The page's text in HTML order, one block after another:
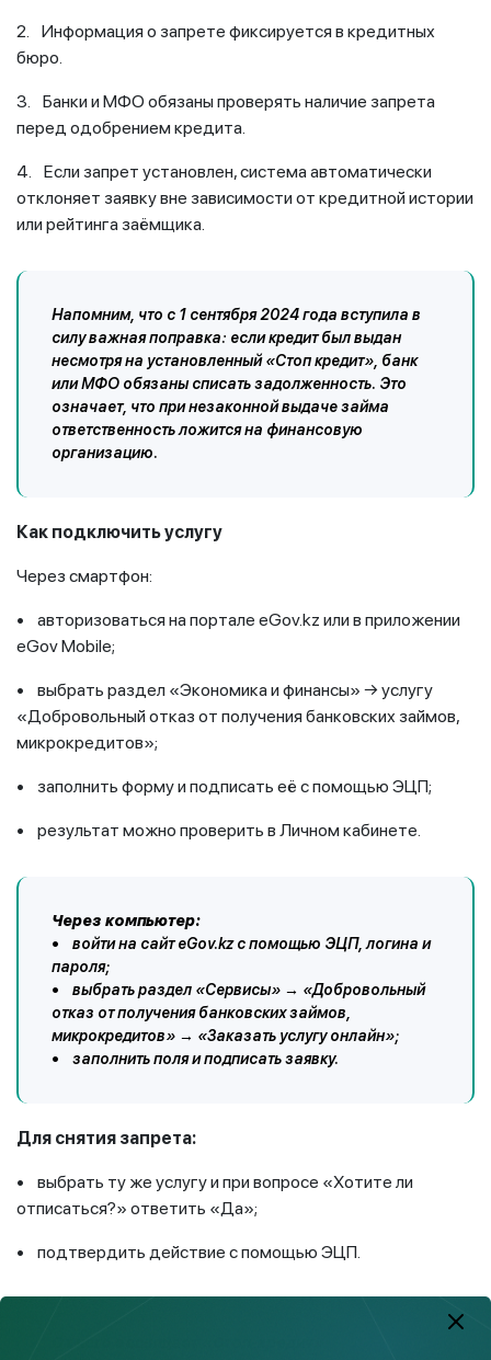
2. Информация о запрете фиксируется в кредитных
бюро.
3. Банки и МФО обязаны проверять наличие запрета
перед одобрением кредита.
4. Если запрет установлен, система автоматически
отклоняет заявку вне зависимости от кредитной истории
или рейтинга заёмщика.
Напомним, что с 1 сентября 2024 года вступила в
силу важная поправка: если кредит был выдан
несмотря на установленный «Стоп кредит», банк
или МФО обязаны списать задолженность. Это
означает, что при незаконной выдаче займа
ответственность ложится на финансовую
организацию.
Как подключить услугу
Через смартфон:
• авторизоваться на портале eGov.kz или в приложении
eGov Mobile;
• выбрать раздел «Экономика и финансы» → услугу
«Добровольный отказ от получения банковских займов,
микрокредитов»;
• заполнить форму и подписать её с помощью ЭЦП;
• результат можно проверить в Личном кабинете.
Через компьютер:
• войти на сайт eGov.kz с помощью ЭЦП, логина и
пароля;
• выбрать раздел «Сервисы» → «Добровольный
отказ от получения банковских займов,
микрокредитов» → «Заказать услугу онлайн»;
• заполнить поля и подписать заявку.
Для снятия запрета:
• выбрать ту же услугу и при вопросе «Хотите ли
отписаться?» ответить «Да»;
• подтвердить действие с помощью ЭЦП.